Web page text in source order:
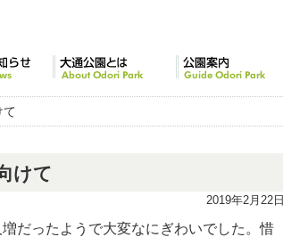
て
けて
2019年2月22日
だったようで大変なにぎわいでした。惜